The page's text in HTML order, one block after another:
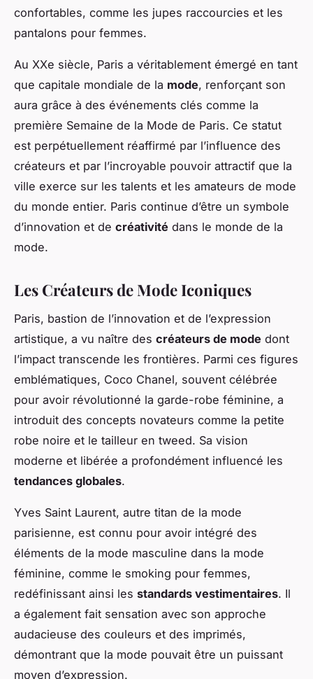
confortables, comme les jupes raccourcies et les
pantalons pour femmes.
Au XXe siècle, Paris a véritablement émergé en tant
que capitale mondiale de la mode, renforçant son
aura grâce à des événements clés comme la
première Semaine de la Mode de Paris. Ce statut
est perpétuellement réaffirmé par l’influence des
créateurs et par l’incroyable pouvoir attractif que la
ville exerce sur les talents et les amateurs de mode
du monde entier. Paris continue d’être un symbole
d’innovation et de créativité dans le monde de la
mode.
Les Créateurs de Mode Iconiques
Paris, bastion de l’innovation et de l’expression
artistique, a vu naître des créateurs de mode dont
l’impact transcende les frontières. Parmi ces figures
emblématiques, Coco Chanel, souvent célébrée
pour avoir révolutionné la garde-robe féminine, a
introduit des concepts novateurs comme la petite
robe noire et le tailleur en tweed. Sa vision
moderne et libérée a profondément influencé les
tendances globales.
Yves Saint Laurent, autre titan de la mode
parisienne, est connu pour avoir intégré des
éléments de la mode masculine dans la mode
féminine, comme le smoking pour femmes,
redéfinissant ainsi les standards vestimentaires. Il
a également fait sensation avec son approche
audacieuse des couleurs et des imprimés,
démontrant que la mode pouvait être un puissant
moyen d’expression.